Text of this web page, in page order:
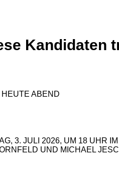
Kandidaten
3. JULI 2026, UM 18 UHR
UND MICHAEL